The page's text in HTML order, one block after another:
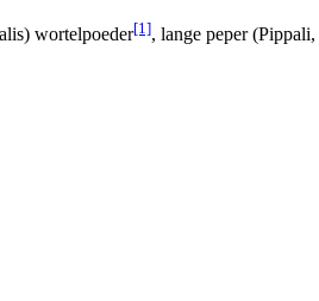
wortelpoeder[1], lange peper